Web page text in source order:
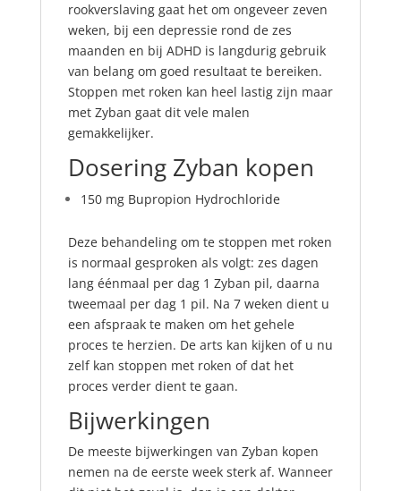
rookverslaving gaat het om ongeveer zeven
weken, bij een depressie rond de zes
maanden en bij ADHD is langdurig gebruik
van belang om goed resultaat te bereiken.
Stoppen met roken kan heel lastig zijn maar
met Zyban gaat dit vele malen
gemakkelijker.
Dosering Zyban kopen
150 mg Bupropion Hydrochloride
Deze behandeling om te stoppen met roken
is normaal gesproken als volgt: zes dagen
lang éénmaal per dag 1 Zyban pil, daarna
tweemaal per dag 1 pil. Na 7 weken dient u
een afspraak te maken om het gehele
proces te herzien. De arts kan kijken of u nu
zelf kan stoppen met roken of dat het
proces verder dient te gaan.
Bijwerkingen
De meeste bijwerkingen van Zyban kopen
nemen na de eerste week sterk af. Wanneer